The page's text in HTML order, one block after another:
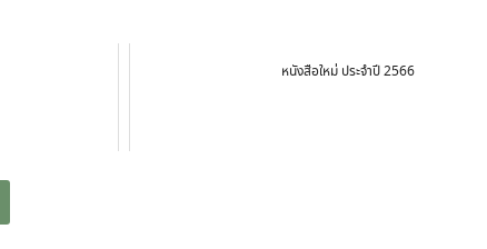
หนังสือใหม่ ประจำปี 2566